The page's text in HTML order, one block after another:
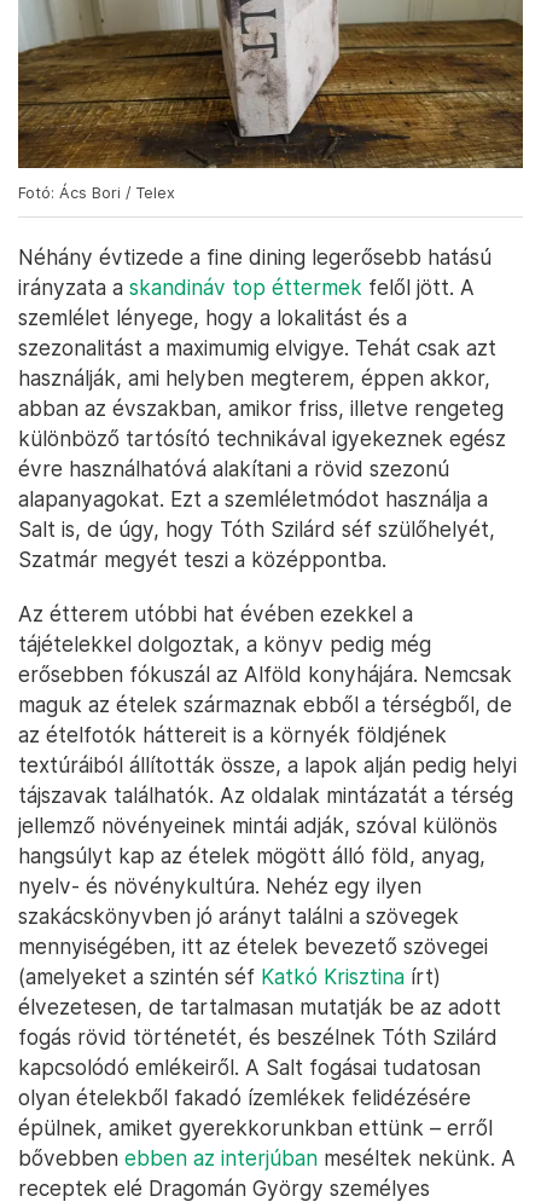
Fotó: Ács Bori / Telex
Néhány évtizede a fine dining legerősebb hatású
irányzata a skandináv top éttermek felől jött. A
szemlélet lényege, hogy a lokalitást és a
szezonalitást a maximumig elvigye. Tehát csak azt
használják, ami helyben megterem, éppen akkor,
abban az évszakban, amikor friss, illetve rengeteg
különböző tartósító technikával igyekeznek egész
évre használhatóvá alakítani a rövid szezonú
alapanyagokat. Ezt a szemléletmódot használja a
Salt is, de úgy, hogy Tóth Szilárd séf szülőhelyét,
Szatmár megyét teszi a középpontba.
Az étterem utóbbi hat évében ezekkel a
tájételekkel dolgoztak, a könyv pedig még
erősebben fókuszál az Alföld konyhájára. Nemcsak
maguk az ételek származnak ebből a térségből, de
az ételfotók háttereit is a környék földjének
textúráiból állították össze, a lapok alján pedig helyi
tájszavak találhatók. Az oldalak mintázatát a térség
jellemző növényeinek mintái adják, szóval különös
hangsúlyt kap az ételek mögött álló föld, anyag,
nyelv- és növénykultúra. Nehéz egy ilyen
szakácskönyvben jó arányt találni a szövegek
mennyiségében, itt az ételek bevezető szövegei
(amelyeket a szintén séf Katkó Krisztina írt)
élvezetesen, de tartalmasan mutatják be az adott
fogás rövid történetét, és beszélnek Tóth Szilárd
kapcsolódó emlékeiről. A Salt fogásai tudatosan
olyan ételekből fakadó ízemlékek felidézésére
épülnek, amiket gyerekkorunkban ettünk – erről
bővebben ebben az interjúban meséltek nekünk. A
receptek elé Dragomán György személyes